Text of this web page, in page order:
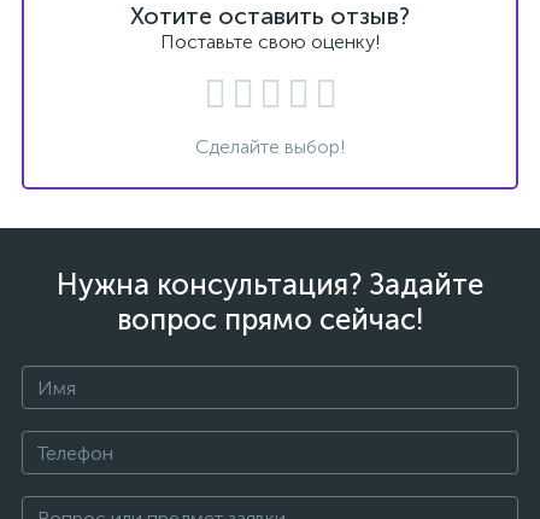
Хотите оставить отзыв?
Поставьте свою оценку!
Сделайте выбор!
Нужна консультация? Задайте
вопрос прямо сейчас!